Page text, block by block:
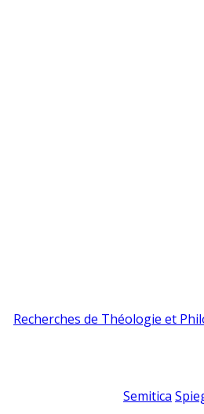
Recherches de Théologie et
Semitica